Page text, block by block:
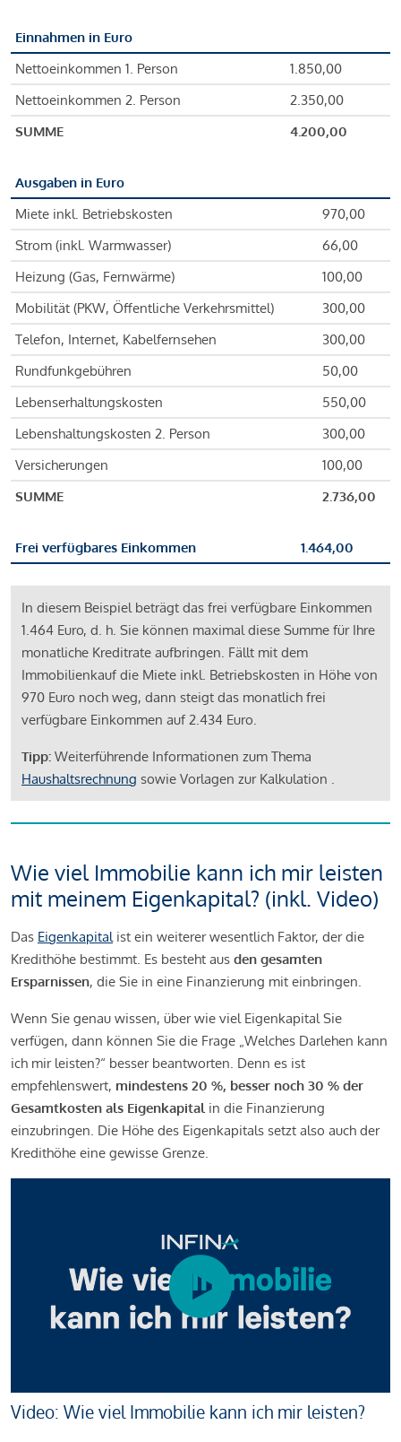
Einnahmen in Euro
Nettoeinkommen 1. Person
1.850,00
Nettoeinkommen 2. Person
2.350,00
SUMME
4.200,00
Ausgaben in Euro
Miete inkl. Betriebskosten
970,00
Strom (inkl. Warmwasser)
66,00
Heizung (Gas, Fernwärme)
100,00
Mobilität (PKW, Öffentliche Verkehrsmittel)
300,00
Telefon, Internet, Kabelfernsehen
300,00
Rundfunkgebühren
50,00
Lebenserhaltungskosten
550,00
Lebenshaltungskosten 2. Person
300,00
Versicherungen
100,00
SUMME
2.736,00
Frei verfügbares Einkommen 1.464,00
In diesem Beispiel beträgt das frei verfügbare Einkommen
1.464 Euro, d. h. Sie können maximal diese Summe für Ihre
monatliche Kreditrate aufbringen. Fällt mit dem
Immobilienkauf die Miete inkl. Betriebskosten in Höhe von
970 Euro noch weg, dann steigt das monatlich frei
verfügbare Einkommen auf 2.434 Euro.
Tipp: Weiterführende Informationen zum Thema
Haushaltsrechnung sowie Vorlagen zur Kalkulation .
Wie viel Immobilie kann ich mir leisten
mit meinem Eigenkapital? (inkl. Video)
Das Eigenkapitalist ein weiterer wesentlich Faktor, der die
Kredithöhe bestimmt. Es besteht aus den gesamten
Ersparnissen, die Sie in eine Finanzierung mit einbringen.
Wenn Sie genau wissen, über wie viel Eigenkapital Sie
verfügen, dann können Sie die Frage „Welches Darlehen kann
ich mir leisten?“ besser beantworten. Denn es ist
empfehlenswert, mindestens 20 %, besser noch 30 % der
Gesamtkosten als Eigenkapital in die Finanzierung
einzubringen. Die Höhe des Eigenkapitals setzt also auch der
Kredithöhe eine gewisse Grenze.
Video: Wie viel Immobilie kann ich mir leisten?